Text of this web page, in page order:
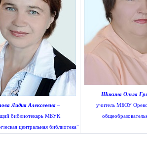
Лидия Алексеевна –
библиотекарь МБУК
центральная библиотека"
Шикина Ольга
учитель МБОУ